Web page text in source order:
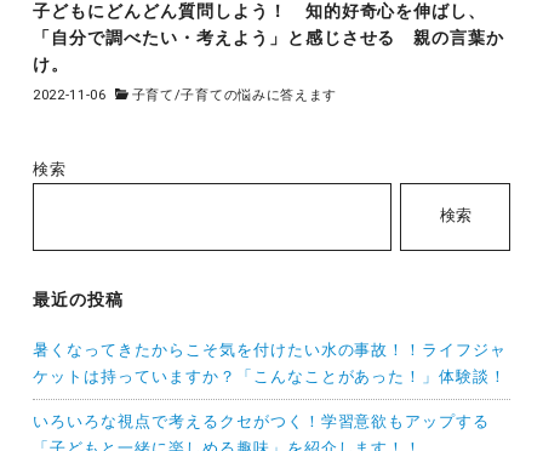
子どもにどんどん質問しよう！ 知的好奇心を伸ばし、
「自分で調べたい・考えよう」と感じさせる 親の言葉か
け。
2022-11-06 子育て/子育ての悩みに答えます
検索
検索
最近の投稿
暑くなってきたからこそ気を付けたい水の事故！！ライフジャ
ケットは持っていますか？「こんなことがあった！」体験談！
いろいろな視点で考えるクセがつく！学習意欲もアップする